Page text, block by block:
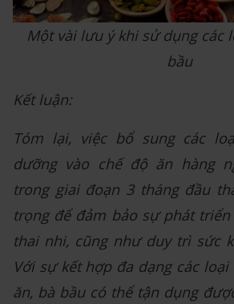
Một vài lưu ý khi sử dụng các
bầu
Kết luận:
Tóm lại, việc bổ sung các
dưỡng vào chế độ ăn hàng
trong giai đoạn 3 tháng đầu
trọng để đảm bảo sự phát
thai nhi, cũng như duy trì sức
Với sự kết hợp đa dạng các
ăn, bà bầu có thể tận dụng